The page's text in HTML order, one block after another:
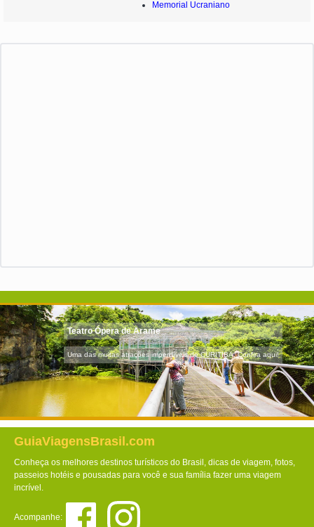
Memorial Ucraniano
Teatro Ópera de Arame
Uma das muitas atrações imperdíveis de CURITIBA. Confira aqui!
GuiaViagensBrasil.com
Conheça os melhores destinos turísticos do Brasil, dicas de viagem, fotos,
passeios hotéis e pousadas para você e sua família fazer uma viagem
incrível.
Acompanhe: